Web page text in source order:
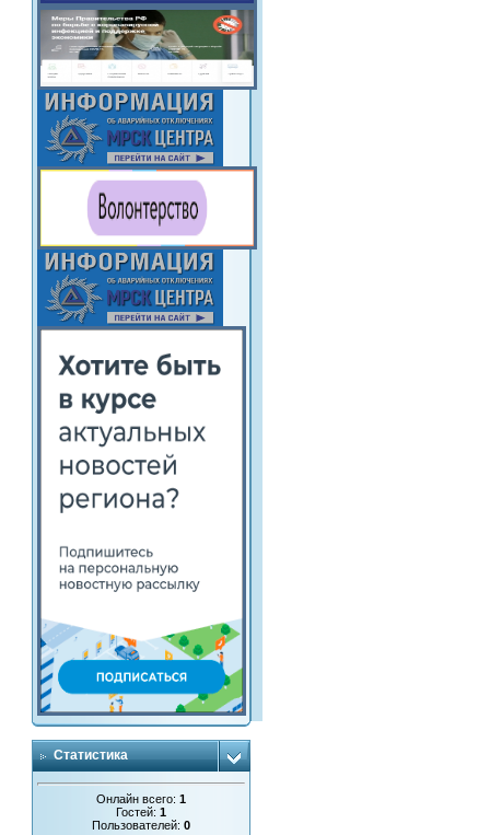
Статистика
Онлайн всего:1
Гостей:1
Пользователей:0